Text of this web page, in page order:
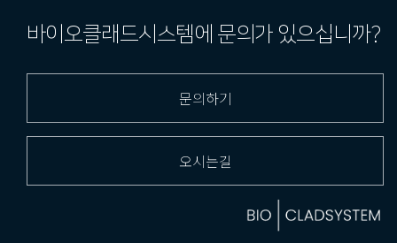
바이오클래드시스템에 문의가 있으십니까?
문의하기
오시는길